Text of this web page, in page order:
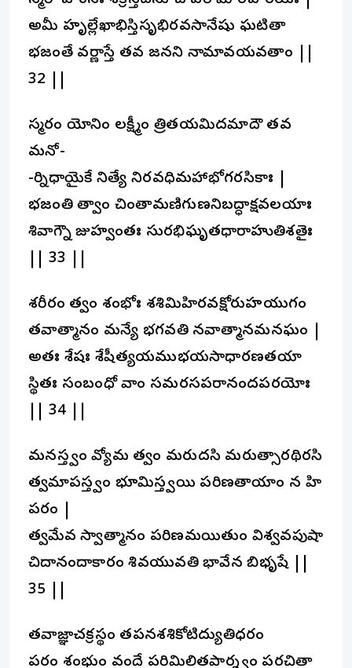
అమీ హృల్లేఖాభిస్తిసృభిరవసానేషు ఘటితా
భజంతే వర్ణాస్తే తవ జనని నామావయవతాం ||
32 ||
స్మరం యోనిం లక్ష్మీం త్రితయమిదమాదౌ తవ
మనో-
-ర్నిధాయైకే నిత్యే నిరవధిమహాభోగరసికాః |
భజంతి త్వాం చింతామణిగుణనిబద్ధాక్షవలయాః
శివాగ్నౌ జుహ్వంతః సురభిఘృతధారాహుతిశతైః
|| 33 ||
శరీరం త్వం శంభోః శశిమిహిరవక్షోరుహయుగం
తవాత్మానం మన్యే భగవతి నవాత్మానమనఘం |
అతః శేషః శేషీత్యయముభయసాధారణతయా
స్థితః సంబంధో వాం సమరసపరానందపరయోః
|| 34 ||
మనస్త్వం వ్యోమ త్వం మరుదసి మరుత్సారథిరసి
త్వమాపస్త్వం భూమిస్త్వయి పరిణతాయాం న హి
పరం |
త్వమేవ స్వాత్మానం పరిణమయితుం విశ్వవపుషా
చిదానందాకారం శివయువతి భావేన బిభృషే ||
35 ||
తవాజ్ఞాచక్రస్థం తపనశశికోటిద్యుతిధరం
పరం శంభుం వందే పరిమిలితపార్శ్వం పరచితా